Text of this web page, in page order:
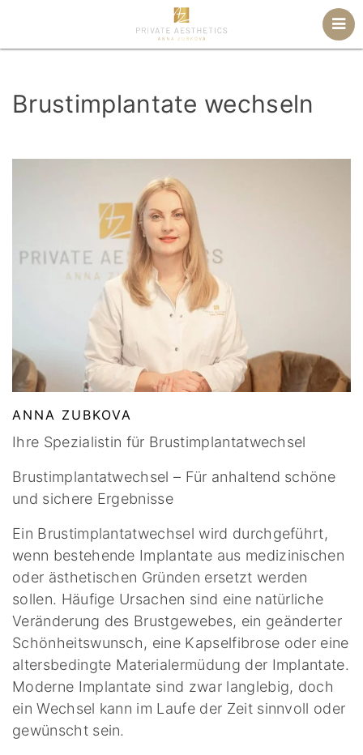
Brustimplantate wechseln
ANNA ZUBKOVA
Ihre Spezialistin für Brustimplantatwechsel
Brustimplantatwechsel – Für anhaltend schöne
und sichere Ergebnisse
Ein Brustimplantatwechsel wird durchgeführt,
wenn bestehende Implantate aus medizinischen
oder ästhetischen Gründen ersetzt werden
sollen. Häufige Ursachen sind eine natürliche
Veränderung des Brustgewebes, ein geänderter
Schönheitswunsch, eine Kapselfibrose oder eine
altersbedingte Materialermüdung der Implantate.
Moderne Implantate sind zwar langlebig, doch
ein Wechsel kann im Laufe der Zeit sinnvoll oder
gewünscht sein.